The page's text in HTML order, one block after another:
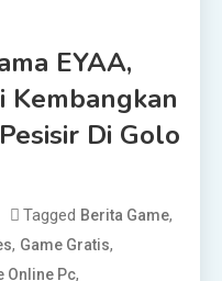
EYAA,
Kembangkan
Di Golo
Tagged Berita Game,
, Game Gratis,
Online Pc,